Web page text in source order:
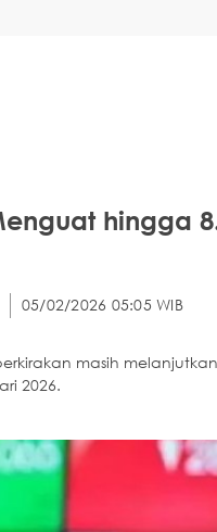
hingga
05/02/2026 05:05 WIB
masih
2026.